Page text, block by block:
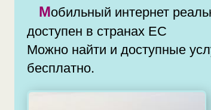
Мобильный интернет реально
доступен в странах ЕС
Можно найти и доступные
бесплатно.